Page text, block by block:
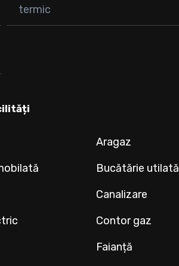
termic
Aragaz
Bucătărie utilată
Canalizare
Contor gaz
Faianță